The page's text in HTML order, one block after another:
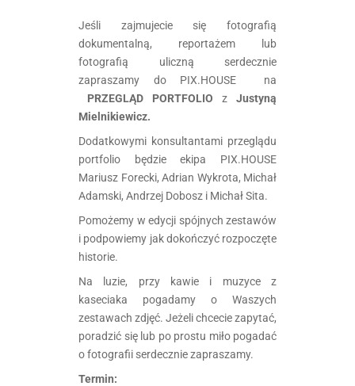
Jeśli zajmujecie się fotografią
dokumentalną, reportażem lub
fotografią uliczną serdecznie
zapraszamy do PIX.HOUSE na
PRZEGLĄD PORTFOLIO z Justyną
Mielnikiewicz.
Dodatkowymi konsultantami przeglądu
portfolio będzie ekipa PIX.HOUSE
Mariusz Forecki, Adrian Wykrota, Michał
Adamski, Andrzej Dobosz i Michał Sita.
Pomożemy w edycji spójnych zestawów
i podpowiemy jak dokończyć rozpoczęte
historie.
Na luzie, przy kawie i muzyce z
kaseciaka pogadamy o Waszych
zestawach zdjęć. Jeżeli chcecie zapytać,
poradzić się lub po prostu miło pogadać
o fotografii serdecznie zapraszamy.
Termin: